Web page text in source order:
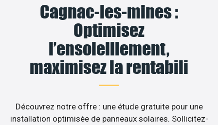
Cagnac-les-mines :
Optimisez
l’ensoleillement,
maximisez la rentabili
Découvrez notre offre : une étude gratuite pour une
installation optimisée de panneaux solaires. Sollicitez-